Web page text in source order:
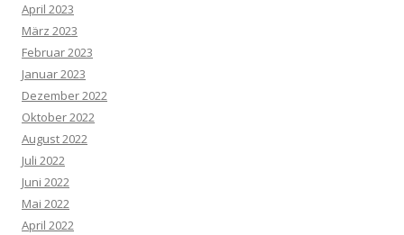
April 2023
März 2023
Februar 2023
Januar 2023
Dezember 2022
Oktober 2022
August 2022
Juli 2022
Juni 2022
Mai 2022
April 2022